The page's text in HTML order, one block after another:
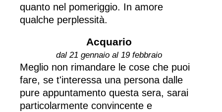
quanto nel pomeriggio. In amore
qualche perplessità.
Acquario
dal 21 gennaio al 19 febbraio
Meglio non rimandare le cose che puoi
fare, se t'interessa una persona dalle
pure appuntamento questa sera, sarai
particolarmente convincente e